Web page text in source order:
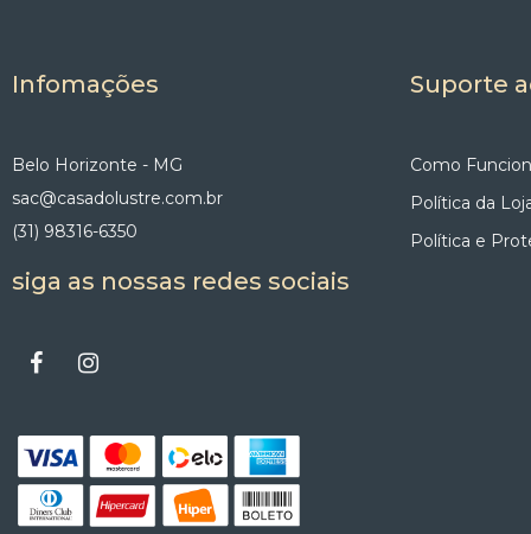
Infomações
Belo Horizonte - MG
sac@casadolustre.com.br
(31) 98316-6350
siga as nossas redes sociais
Suporte
Como
Política da
Política e